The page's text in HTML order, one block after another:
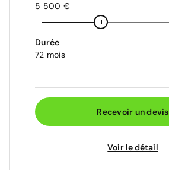
5 500 €
Durée
72 mois
Recevoir un devis
Voir le détail